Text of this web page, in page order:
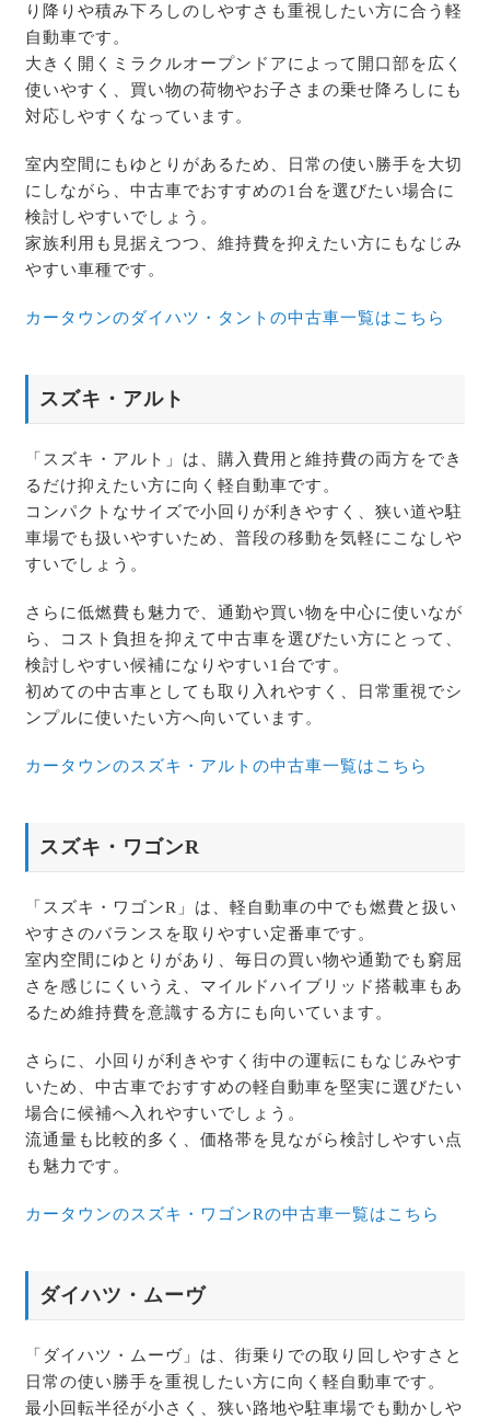
り降りや積み下ろしのしやすさも重視したい方に合う軽
自動車です。
大きく開くミラクルオープンドアによって開口部を広く
使いやすく、買い物の荷物やお子さまの乗せ降ろしにも
対応しやすくなっています。
室内空間にもゆとりがあるため、日常の使い勝手を大切
にしながら、中古車でおすすめの1台を選びたい場合に
検討しやすいでしょう。
家族利用も見据えつつ、維持費を抑えたい方にもなじみ
やすい車種です。
カータウンのダイハツ・タントの中古車一覧はこちら
スズキ・アルト
「スズキ・アルト」は、購入費用と維持費の両方をでき
るだけ抑えたい方に向く軽自動車です。
コンパクトなサイズで小回りが利きやすく、狭い道や駐
車場でも扱いやすいため、普段の移動を気軽にこなしや
すいでしょう。
さらに低燃費も魅力で、通勤や買い物を中心に使いなが
ら、コスト負担を抑えて中古車を選びたい方にとって、
検討しやすい候補になりやすい1台です。
初めての中古車としても取り入れやすく、日常重視でシ
ンプルに使いたい方へ向いています。
カータウンのスズキ・アルトの中古車一覧はこちら
スズキ・ワゴンR
「スズキ・ワゴンR」は、軽自動車の中でも燃費と扱い
やすさのバランスを取りやすい定番車です。
室内空間にゆとりがあり、毎日の買い物や通勤でも窮屈
さを感じにくいうえ、マイルドハイブリッド搭載車もあ
るため維持費を意識する方にも向いています。
さらに、小回りが利きやすく街中の運転にもなじみやす
いため、中古車でおすすめの軽自動車を堅実に選びたい
場合に候補へ入れやすいでしょう。
流通量も比較的多く、価格帯を見ながら検討しやすい点
も魅力です。
カータウンのスズキ・ワゴンRの中古車一覧はこちら
ダイハツ・ムーヴ
「ダイハツ・ムーヴ」は、街乗りでの取り回しやすさと
日常の使い勝手を重視したい方に向く軽自動車です。
最小回転半径が小さく、狭い路地や駐車場でも動かしや